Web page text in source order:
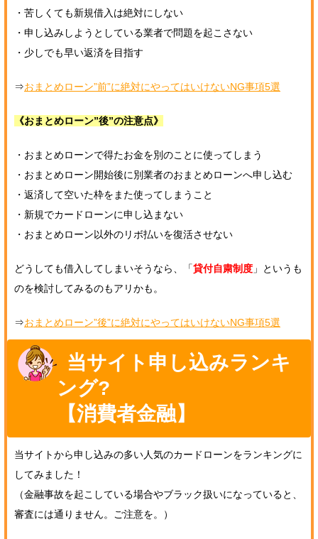
・苦しくても新規借入は絶対にしない
・申し込みしようとしている業者で問題を起こさない
・少しでも早い返済を目指す
⇒おまとめローン”前”に絶対にやってはいけないNG事項5選
《おまとめローン”後”の注意点》
・おまとめローンで得たお金を別のことに使ってしまう
・おまとめローン開始後に別業者のおまとめローンへ申し込む
・返済して空いた枠をまた使ってしまうこと
・新規でカードローンに申し込まない
・おまとめローン以外のリボ払いを復活させない
どうしても借入してしまいそうなら、「貸付自粛制度 」というも
のを検討してみるのもアリかも。
⇒おまとめローン”後”に絶対にやってはいけないNG事項5選
当サイト申し込みランキ
ング?
【消費者金融】
当サイトから申し込みの多い人気のカードローンをランキングに
してみました！
（金融事故を起こしている場合やブラック扱いになっていると、
審査には通りません。ご注意を。）